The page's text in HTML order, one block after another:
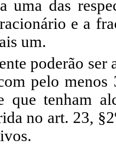
uma das
e a
um.
poderão ser
pelo menos
que tenham
no art. 23,